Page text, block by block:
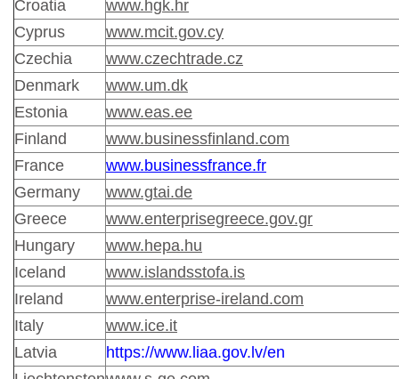
Croatia
www.hgk.hr
Cyprus
www.mcit.gov.cy
Czechia
www.czechtrade.cz
Denmark
www.um.dk
Estonia
www.eas.ee
Finland
www.businessfinland.com
France
www.businessfrance.fr
Germany
www.gtai.de
Greece
www.enterprisegreece.gov.gr
Hungary
www.hepa.hu
Iceland
www.islandsstofa.is
Ireland
www.enterprise-ireland.com
Italy
www.ice.it
Latvia
https://www.liaa.gov.lv/en